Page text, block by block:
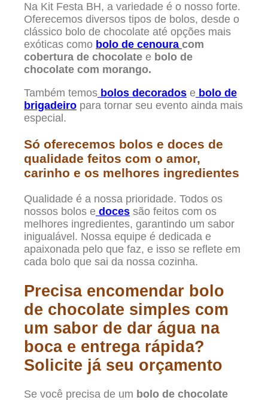
Na Kit Festa BH, a variedade é o nosso forte.
Oferecemos diversos tipos de bolos, desde o
clássico bolo de chocolate até opções mais
exóticas como bolo de cenoura com
cobertura de chocolate e bolo de
chocolate com morango.
Também temos bolos decorados e bolo de
brigadeiro para tornar seu evento ainda mais
especial.
Só oferecemos bolos e doces de
qualidade feitos com o amor,
carinho e os melhores ingredientes
Qualidade é a nossa prioridade. Todos os
nossos bolos e doces são feitos com os
melhores ingredientes, garantindo um sabor
inigualável. Nossa equipe é dedicada e
apaixonada pelo que faz, e isso se reflete em
cada bolo que sai da nossa cozinha.
Precisa encomendar bolo
de chocolate simples com
um sabor de dar água na
boca e entrega rápida?
Solicite já seu orçamento
Se você precisa de um bolo de chocolate